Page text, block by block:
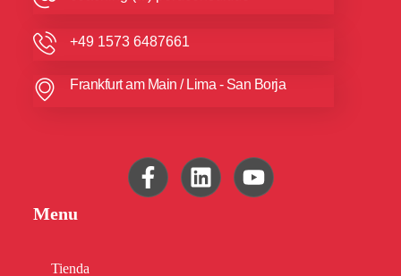
+49 1573 6487661
Frankfurt am Main / Lima - San Borja
Menu
Tienda